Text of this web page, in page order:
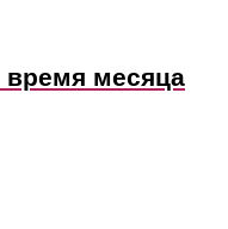
время месяца